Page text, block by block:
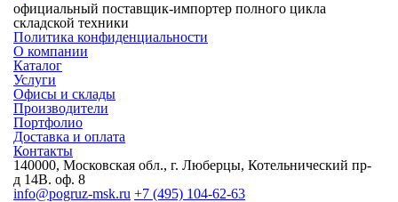
официальный поставщик-импортер полного цикла
складской техники
Политика конфиденциальности
О компании
Каталог
Услуги
Офисы и склады
Производители
Портфолио
Доставка и оплата
Контакты
140000, Московская обл., г. Люберцы, Котельнический пр-
д 14В. оф. 8
info@pogruz-msk.ru +7 (495) 104-62-63